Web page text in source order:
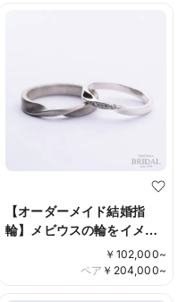
【オーダーメイド結婚指
輪】メビウスの輪をイメー
ジしたツイストマリッジ
￥ 102,000~
￥ 204,000~
ペア